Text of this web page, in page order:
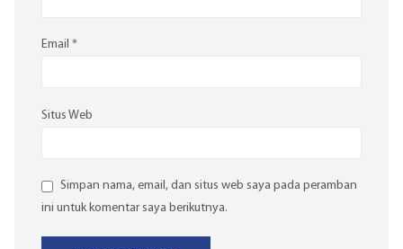
Email *
Situs Web
Simpan nama, email, dan situs web saya pada peramban
ini untuk komentar saya berikutnya.